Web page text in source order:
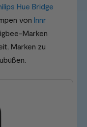
Hue Bridge
von Innr
Marken
Marken zu